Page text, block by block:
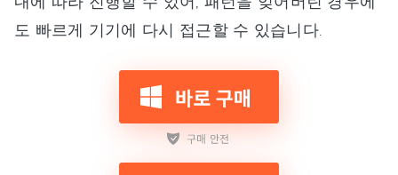
도 빠르게 기기에 다시 접근할 수 있습니다.